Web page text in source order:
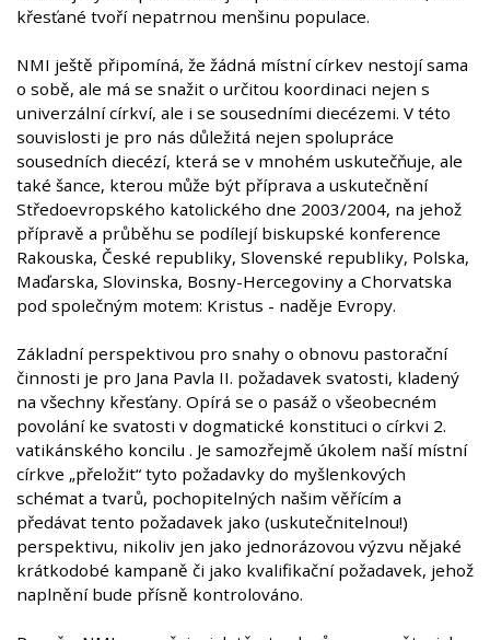
křesťané tvoří nepatrnou menšinu populace.
NMI ještě připomíná, že žádná místní církev nestojí sama
o sobě, ale má se snažit o určitou koordinaci nejen s
univerzální církví, ale i se sousedními diecézemi. V této
souvislosti je pro nás důležitá nejen spolupráce
sousedních diecézí, která se v mnohém uskutečňuje, ale
také šance, kterou může být příprava a uskutečnění
Středoevropského katolického dne 2003/2004, na jehož
přípravě a průběhu se podílejí biskupské konference
Rakouska, České republiky, Slovenské republiky, Polska,
Maďarska, Slovinska, Bosny-Hercegoviny a Chorvatska
pod společným motem: Kristus - naděje Evropy.
Základní perspektivou pro snahy o obnovu pastorační
činnosti je pro Jana Pavla II. požadavek svatosti, kladený
na všechny křesťany. Opírá se o pasáž o všeobecném
povolání ke svatosti v dogmatické konstituci o církvi 2.
vatikánského koncilu . Je samozřejmě úkolem naší místní
církve „přeložit“ tyto požadavky do myšlenkových
schémat a tvarů, pochopitelných našim věřícím a
předávat tento požadavek jako (uskutečnitelnou!)
perspektivu, nikoliv jen jako jednorázovou výzvu nějaké
krátkodobé kampaně či jako kvalifikační požadavek, jehož
naplnění bude přísně kontrolováno.